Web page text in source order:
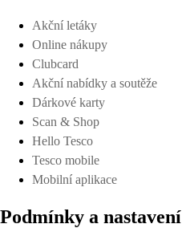
Akční letáky
Online nákupy
Clubcard
Akční nabídky a soutěže
Dárkové karty
Scan & Shop
Hello Tesco
Tesco mobile
Mobilní aplikace
Podmínky a nastavení